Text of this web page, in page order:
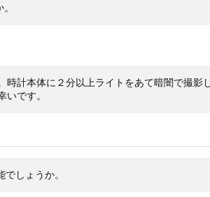
状態
計本体に２分以上ライトをあて暗闇で撮影
です。
しょうか。